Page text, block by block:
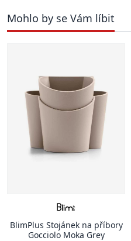
Mohlo by se Vám líbit
BlimPlus Stojánek na příbory
Gocciolo Moka Grey